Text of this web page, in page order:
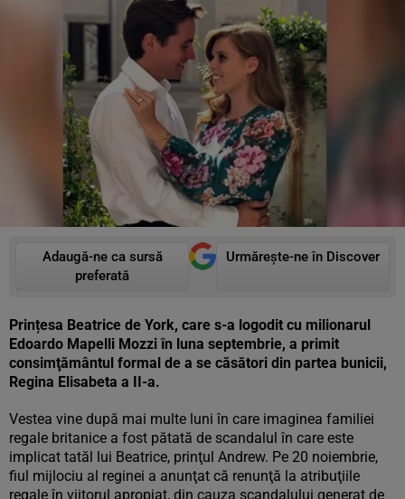
Adaugă-ne ca sursă
preferată
Urmărește-ne în Discover
Prințesa Beatrice de York, care s-a logodit cu milionarul
Edoardo Mapelli Mozzi în luna septembrie, a primit
consimţământul formal de a se căsători din partea bunicii,
Regina Elisabeta a II-a.
Vestea vine după mai multe luni în care imaginea familiei
regale britanice a fost pătată de scandalul în care este
implicat tatăl lui Beatrice, prinţul Andrew. Pe 20 noiembrie,
fiul mijlociu al reginei a anunţat că renunţă la atribuţiile
regale în viitorul apropiat, din cauza scandalului generat de